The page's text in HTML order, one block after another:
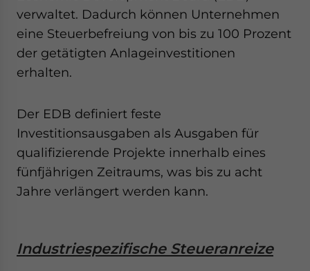
verwaltet. Dadurch können Unternehmen
eine Steuerbefreiung von bis zu 100 Prozent
der getätigten Anlageinvestitionen
erhalten.
Der EDB definiert feste
Investitionsausgaben als Ausgaben für
qualifizierende Projekte innerhalb eines
fünfjährigen Zeitraums, was bis zu acht
Jahre verlängert werden kann.
Industriespezifische Steueranreize